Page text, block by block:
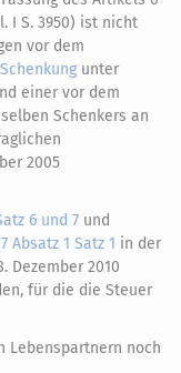
I S. 3950) ist nicht
vor dem
Schenkung unter
einer vor dem
Schenkers an
2005
6 und 7 und
Absatz 1 Satz 1 in der
Dezember 2010
für die die Steuer
Lebenspartnern noch